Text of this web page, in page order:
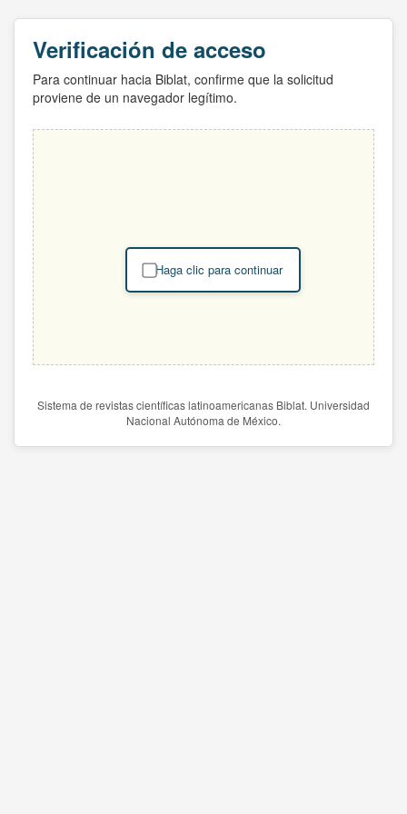
Verificación de acceso
Para continuar hacia Biblat, confirme que la solicitud
proviene de un navegador legítimo.
Haga clic para continuar
Sistema de revistas científicas latinoamericanas Biblat. Universidad
Nacional Autónoma de México.